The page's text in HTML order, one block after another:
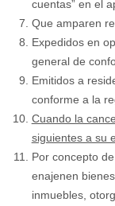
cuentas” en el
Que amparen
Expedidos en
general de
Emitidos a
conforme a la
Cuando la
siguientes a su
Por concepto
enajenen
inmuebles,